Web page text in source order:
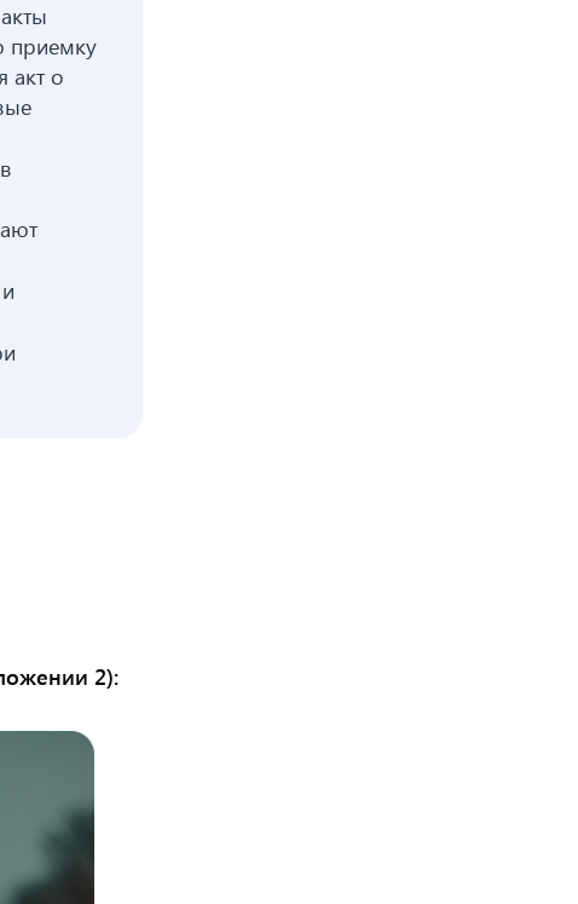
приемку
акт о
2):